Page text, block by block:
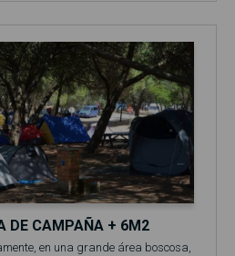
DE CAMPAÑA + 6M2
en una grande área boscosa,